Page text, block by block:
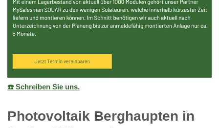
☎️ Schreiben Sie uns.
Photovoltaik Berghaupten in